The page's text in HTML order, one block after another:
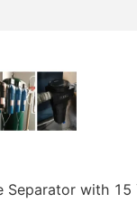
Separator with 15